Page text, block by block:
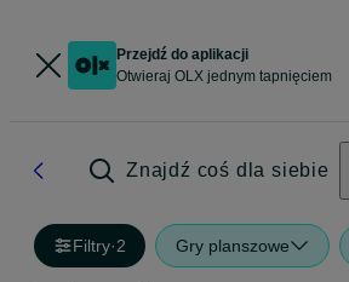
Przejdź do aplikacji
Otwieraj OLX jednym tapnięciem
Znajdź coś dla siebie
Filtry·2 Gry planszowe